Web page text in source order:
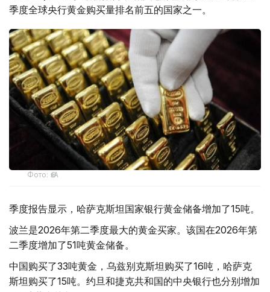
季度全球央行黄金购买量排名前五的国家之一。
Фото: ӨзА
季度报告显示，哈萨克斯坦国家银行黄金储备增加了15吨。
波兰是2026年第二季度最大的黄金买家。该国在2026年第
二季度增加了51吨黄金储备。
中国购买了33吨黄金，乌兹别克斯坦购买了16吨，哈萨克
斯坦购买了15吨。约旦和捷克共和国的中央银行也分别增加